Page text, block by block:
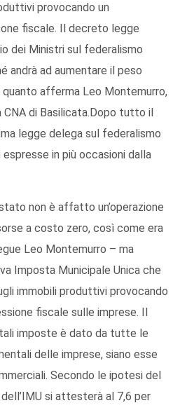
provocando un
fiscale. Il decreto legge
dei Ministri sul federalismo
andrà ad aumentare il peso
quanto afferma Leo Montemurro,
di Basilicata.Dopo tutto il
legge delega sul federalismo
in più occasioni dalla
non è affatto un’operazione
a costo zero, così come era
Leo Montemurro – ma
Imposta Municipale Unica che
immobili produttivi provocando
fiscale sulle imprese. Il
imposte è dato da tutte le
delle imprese, siano esse
Secondo le ipotesi del
si attesterà al 7,6 per